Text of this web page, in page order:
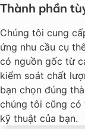
Thành phần
Chúng tôi cung
ứng nhu cầu cụ
có nguồn gốc từ
kiểm soát chất
bạn chọn đúng
chúng tôi cũng có
kỹ thuật của bạn.